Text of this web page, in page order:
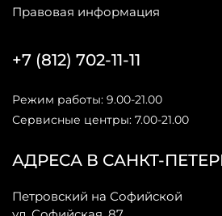
Правовая информация
АДРЕСА В САНКТ-
Петровский на Софийской
+7 (812) 702-11-11
Режим работы: 9.00-21.00
Сервисные центры: 7.00-21.00